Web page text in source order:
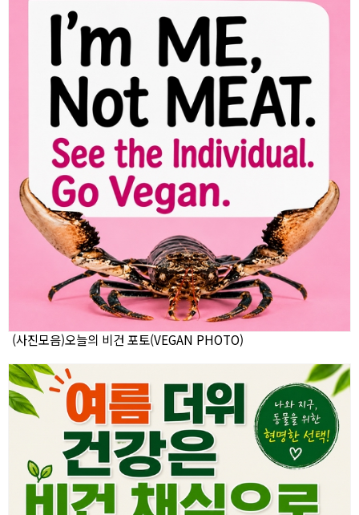
(사진모음)오늘의 비건 포토(VEGAN PHOTO)